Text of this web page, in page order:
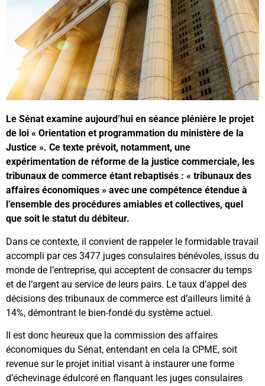
Le Sénat examine aujourd’hui en séance plénière le projet
de loi « Orientation et programmation du ministère de la
Justice ». Ce texte prévoit, notamment, une
expérimentation de réforme de la justice commerciale, les
tribunaux de commerce étant rebaptisés : « tribunaux des
affaires économiques » avec une compétence étendue à
l’ensemble des procédures amiables et collectives, quel
que soit le statut du débiteur.
Dans ce contexte, il convient de rappeler le formidable travail
accompli par ces 3477 juges consulaires bénévoles, issus du
monde de l’entreprise, qui acceptent de consacrer du temps
et de l’argent au service de leurs pairs. Le taux d’appel des
décisions des tribunaux de commerce est d’ailleurs limité à
14%, démontrant le bien-fondé du système actuel.
Il est donc heureux que la commission des affaires
économiques du Sénat, entendant en cela la CPME, soit
revenue sur le projet initial visant à instaurer une forme
d’échevinage édulcoré en flanquant les juges consulaires